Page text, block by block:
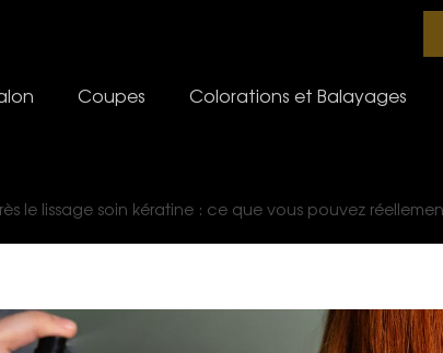
Coupes Colorations et Balayages
le lissage soin kératine : ce que vous pouvez